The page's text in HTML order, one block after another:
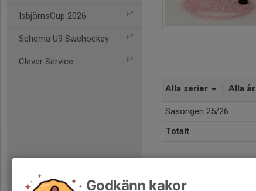
IsbjörnsCup 2026
Schema U9 Swehockey
Clever Service
Alla serier Alla år
Säsongen 25/26
Totalt
Godkänn kakor